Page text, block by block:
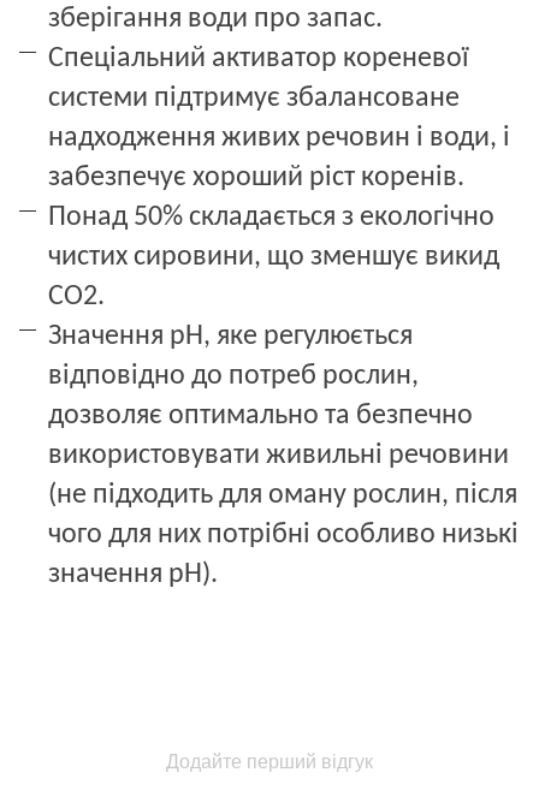
зберігання води про запас.
Спеціальний активатор кореневої
системи підтримує збалансоване
надходження живих речовин і води, і
забезпечує хороший ріст коренів.
Понад 50% складається з екологічно
чистих сировини, що зменшує викид
CO2.
Значення рН, яке регулюється
відповідно до потреб рослин,
дозволяє оптимально та безпечно
використовувати живильні речовини
(не підходить для оману рослин, після
чого для них потрібні особливо низькі
значення рН).
Додайте перший відгук